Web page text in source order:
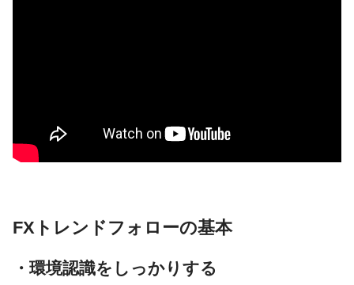
FXトレンドフォローの基本
・環境認識をしっかりする